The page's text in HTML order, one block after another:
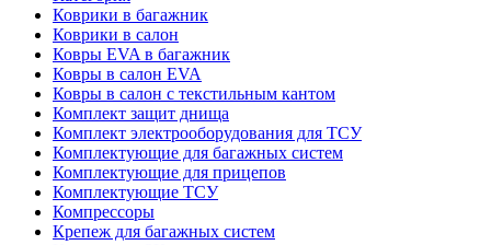
Коврики в багажник
Коврики в салон
Ковры EVA в багажник
Ковры в салон EVA
Ковры в салон с текстильным кантом
Комплект защит днища
Комплект электрооборудования для ТСУ
Комплектующие для багажных систем
Комплектующие для прицепов
Комплектующие ТСУ
Компрессоры
Крепеж для багажных систем